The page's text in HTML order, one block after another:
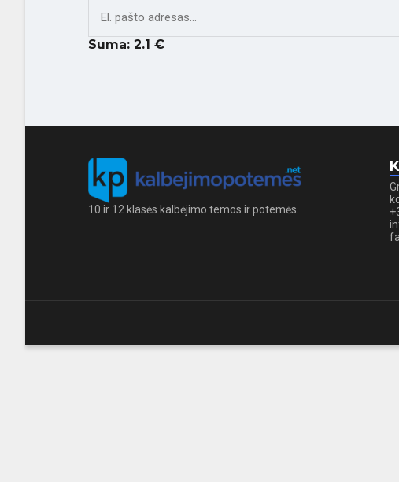
Suma: 2.1 €
10 ir 12 klasės kalbėjimo temos ir potemės.